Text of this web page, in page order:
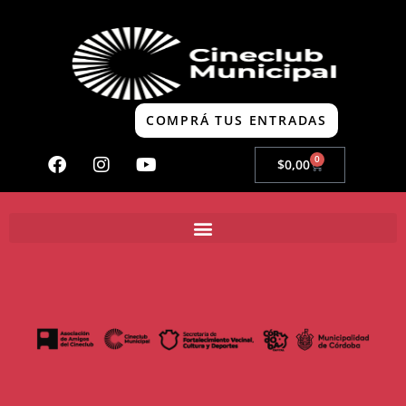
COMPRÁ TUS ENTRADAS
$0,00 0